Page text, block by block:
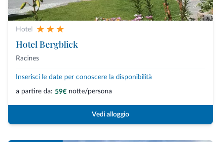
Hotel
Hotel Bergblick
Racines
Inserisci le date per conoscere la disponibilità
a partire da: 59€ notte/persona
Vedi alloggio